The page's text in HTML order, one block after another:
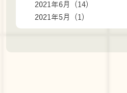
2021年6月 (14)
2021年5月 (1)